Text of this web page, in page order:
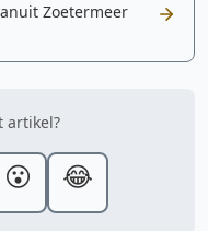
Zoetermeer
artikel?
😮 😂